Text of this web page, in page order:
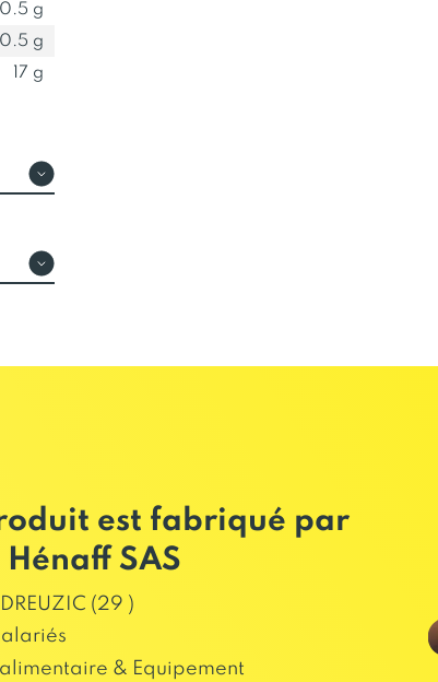
g
g
17 g
est fabriqué par
SAS
(29 )
& Equipement